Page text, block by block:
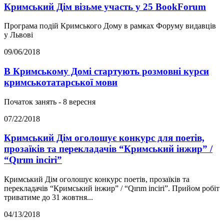
Кримський Дім візьме участь у 25 BookForum
Програма подій Кримського Дому в рамках Форуму видавців
у Львові
09/06/2018
В Кримському Домі стартують розмовні курси
кримськотатарської мови
Початок занять - 8 вересня
07/22/2018
Кримський Дім оголошує конкурс для поетів,
прозаїків та перекладачів “Кримський інжир” /
“Qırım inciri”
Кримський Дім оголошує конкурс поетів, прозаїків та
перекладачів “Кримський інжир” / “Qırım inciri”. Прийом робіт
триватиме до 31 жовтня...
04/13/2018